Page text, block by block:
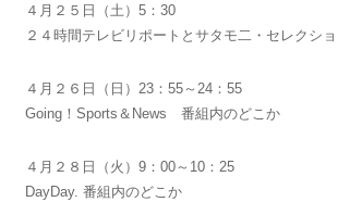
４月２５日（土）5：30
２４時間テレビリポートとサタモ二・セレクシ
４月２６日（日）23：55～24：55
Going！Sports＆News 番組内のどこか
４月２８日（火）9：00～10：25
DayDay. 番組内のどこか